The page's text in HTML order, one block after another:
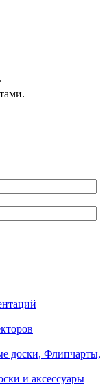
доски, Флипчарты,
и аксессуары